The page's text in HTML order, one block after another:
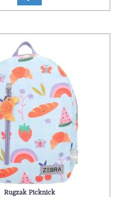
Rugzak Picknick